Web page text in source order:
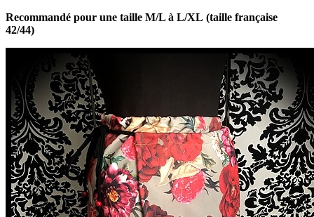
Recommandé pour une taille M/L à L/XL (taille française
42/44)